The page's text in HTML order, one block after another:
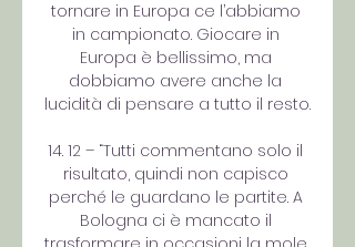
tornare in Europa ce l’abbiamo
in campionato. Giocare in
Europa è bellissimo, ma
dobbiamo avere anche la
lucidità di pensare a tutto il resto.
14. 12 – “Tutti commentano solo il
risultato, quindi non capisco
perché le guardano le partite. A
Bologna ci è mancato il